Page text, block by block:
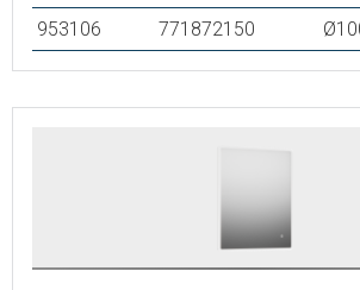
953106
771872150